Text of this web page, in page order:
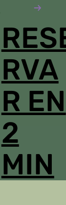
RVA
R EN
2
MIN